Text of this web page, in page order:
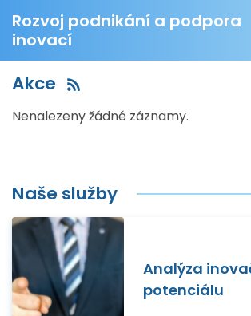
Rozvoj podnikání a podpora
inovací
Akce
Nenalezeny žádné záznamy.
Naše služby
Analýza
potenciálu